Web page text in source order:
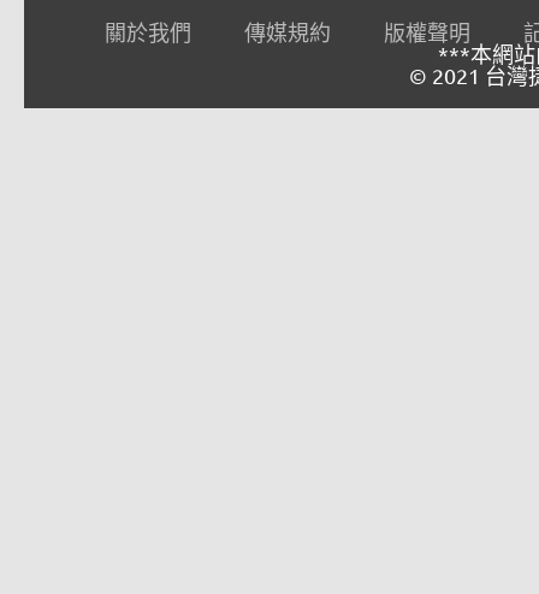
關於我們 傳媒規約 版權聲明
***本網
© 2021 台灣